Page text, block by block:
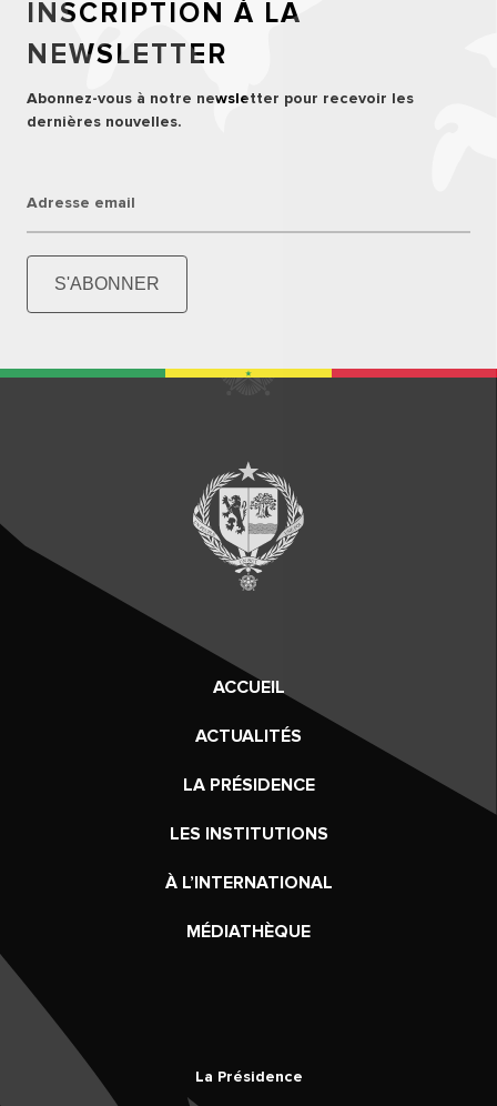
INSCRIPTION À LA
NEWSLETTER
Abonnez-vous à notre newsletter pour recevoir les
dernières nouvelles.
Adresse email
S'ABONNER
ACCUEIL
ACTUALITÉS
LA PRÉSIDENCE
LES INSTITUTIONS
À L’INTERNATIONAL
MÉDIATHÈQUE
La Présidence